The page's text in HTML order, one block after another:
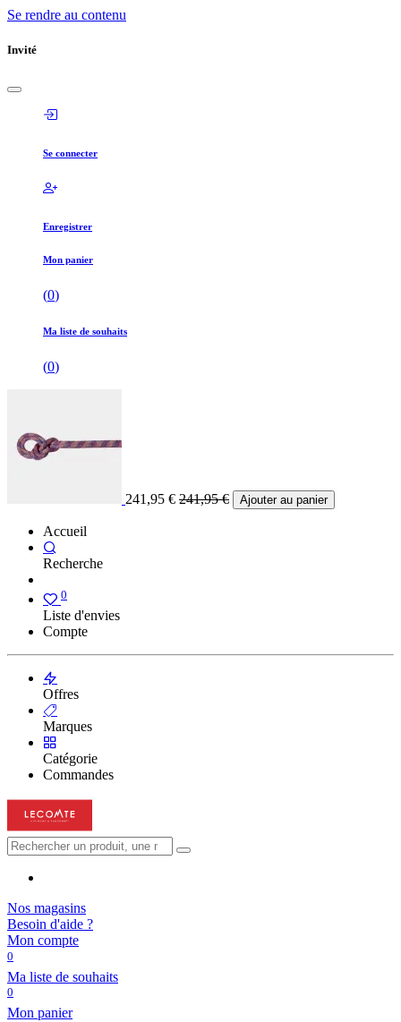
Se rendre au contenu
Invité
Se connecter
Enregistrer
Mon panier
(0)
Ma liste de souhaits
(0)
241,95 € 241,95€ Ajouter au panier
Accueil
Recherche
0
Liste d'envies
Compte
Offres
Marques
Catégorie
Commandes
Nos magasins
Besoin d'aide ?
Mon compte
0
Ma liste de souhaits
0
Mon panier